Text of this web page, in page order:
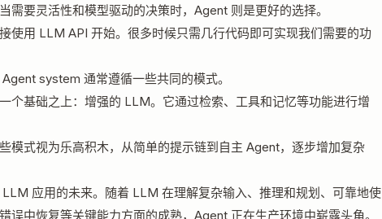
需要灵活性和模型驱动的决策时，Agent 则是更好的选择。
使用 LLM API 开始。很多时候只需几行代码即可实现我们需要的功
system 通常遵循一些共同的模式。
个基础之上：增强的 LLM。它通过检索、工具和记忆等功能进行增
模式视为乐高积木，从简单的提示链到自主 Agent，逐步增加复杂
应用的未来。随着 LLM 在理解复杂输入、推理和规划、可靠地使
误中恢复等关键能力方面的成熟，Agent 正在生产环境中崭露头角。